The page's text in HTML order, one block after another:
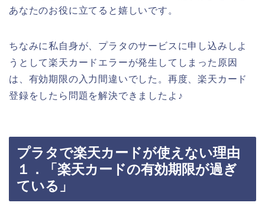
あなたのお役に立てると嬉しいです。
ちなみに私自身が、プラタのサービスに申し込みしよ
うとして楽天カードエラーが発生してしまった原因
は、有効期限の入力間違いでした。再度、楽天カード
登録をしたら問題を解決できましたよ♪
プラタで楽天カードが使えない理由
１．「楽天カードの有効期限が過ぎ
ている」